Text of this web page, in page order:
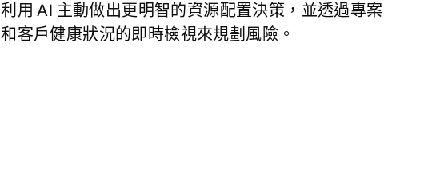
利用 AI 主動做出更明智的資源配置決策，並透過專案
和客戶健康狀況的即時檢視來規劃風險。